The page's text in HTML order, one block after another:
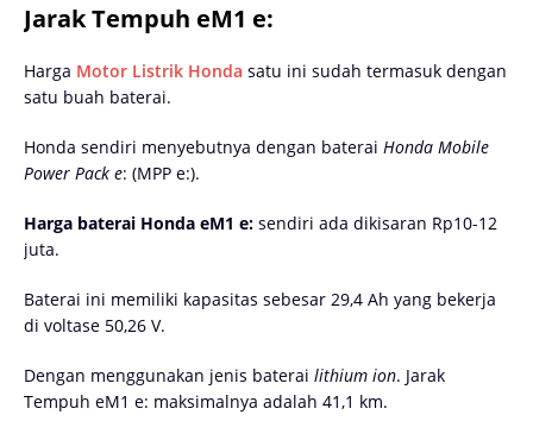
Jarak Tempuh eM1 e:
Harga Motor Listrik Honda satu ini sudah termasuk dengan
satu buah baterai.
Honda sendiri menyebutnya dengan baterai Honda Mobile
Power Pack e: (MPP e:).
Harga baterai Honda eM1 e: sendiri ada dikisaran Rp10-12
juta.
Baterai ini memiliki kapasitas sebesar 29,4 Ah yang bekerja
di voltase 50,26 V.
Dengan menggunakan jenis baterai lithium ion. Jarak
Tempuh eM1 e: maksimalnya adalah 41,1 km.